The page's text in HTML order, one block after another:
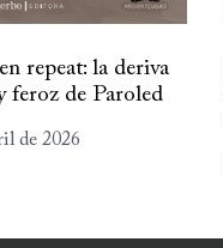
repeat: la deriva
feroz de Paroled
de 2026